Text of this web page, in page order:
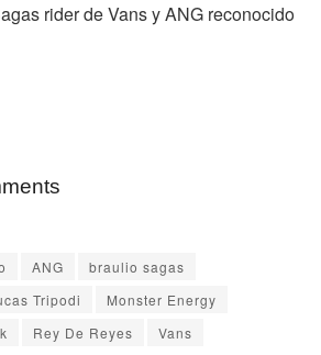
rider de Vans y ANG reconocido
ANG
braulio sagas
Tripodi
Monster Energy
Rey De Reyes
Vans